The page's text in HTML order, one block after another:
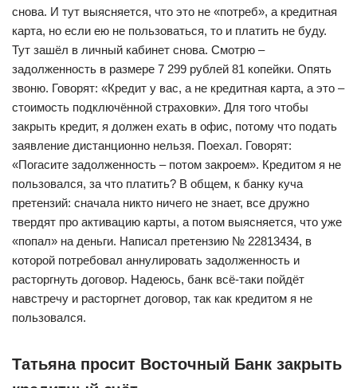
снова. И тут выясняется, что это не «потреб», а кредитная
карта, но если ею не пользоваться, то и платить не буду.
Тут зашёл в личный кабинет снова. Смотрю –
задолженность в размере 7 299 рублей 81 копейки. Опять
звоню. Говорят: «Кредит у вас, а не кредитная карта, а это –
стоимость подключённой страховки». Для того чтобы
закрыть кредит, я должен ехать в офис, потому что подать
заявление дистанционно нельзя. Поехал. Говорят:
«Погасите задолженность – потом закроем». Кредитом я не
пользовался, за что платить? В общем, к банку куча
претензий: сначала никто ничего не знает, все дружно
твердят про активацию карты, а потом выясняется, что уже
«попал» на деньги. Написал претензию № 22813434, в
которой потребовал аннулировать задолженность и
расторгнуть договор. Надеюсь, банк всё-таки пойдёт
навстречу и расторгнет договор, так как кредитом я не
пользовался.
Татьяна просит Восточный Банк закрыть